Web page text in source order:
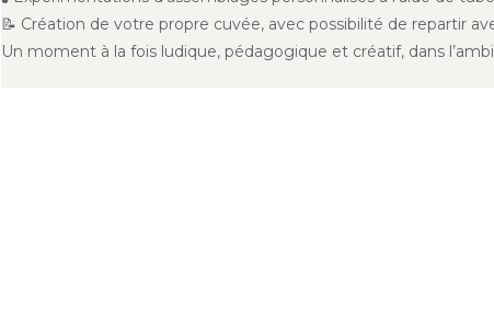
📝 Création de votre propre cuvée, avec possibilité de repartir
Un moment à la fois ludique, pédagogique et créatif, dans